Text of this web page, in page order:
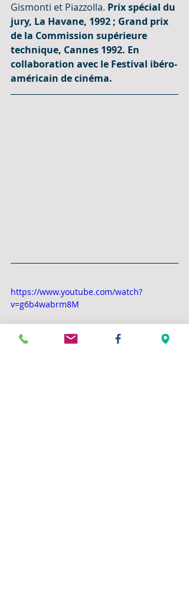
Gismonti et Piazzolla. Prix spécial du
jury, La Havane, 1992 ; Grand prix
de la Commission supérieure
technique, Cannes 1992. En
collaboration avec le Festival ibéro-
américain de cinéma.
https://www.youtube.com/watch?
v=g6b4wabrm8M